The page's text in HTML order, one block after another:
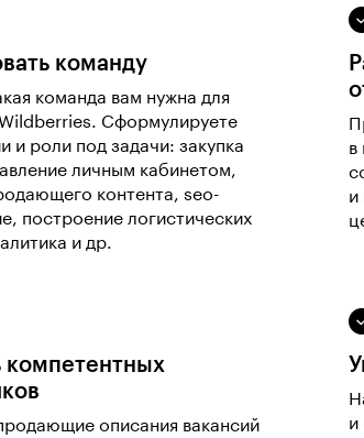
команду
команда вам нужна для
Сформулируете
и роли под задачи: закупка
личным кабинетом,
контента, seo-
построение логистических
и др.
в
и
компетентных
описания вакансий
и